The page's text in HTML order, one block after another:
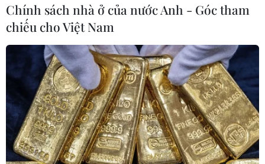
Chính sách nhà ở của nước Anh - Góc tham
chiếu cho Việt Nam